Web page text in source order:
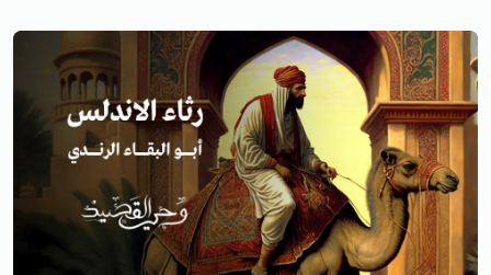
فما هي القصة؟ لمعرفة القصة تابعونا على منصات تنوين بودكاست في برنامج
وحي القصيد.